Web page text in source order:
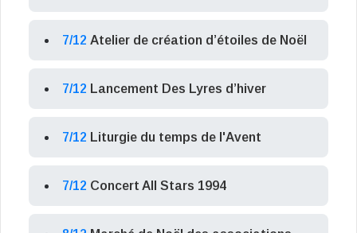
7/12 Atelier de création d’étoiles de Noël
7/12 Lancement Des Lyres d’hiver
7/12 Liturgie du temps de l'Avent
7/12 Concert All Stars 1994